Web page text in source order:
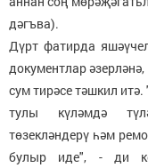
дәгъва).
Дүрт фатирда
документлар
сум тирәсе тәшкил
тулы күләмдә
төзекләндерү һәм
булыр иде", - ди